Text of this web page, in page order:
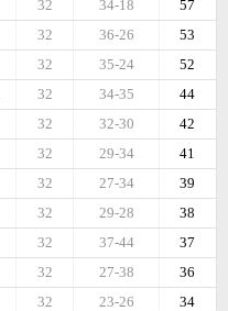
57
34-18
32
53
36-26
32
52
35-24
32
44
34-35
32
42
32-30
32
41
29-34
32
39
27-34
32
38
29-28
32
37
37-44
32
36
27-38
32
34
23-26
32